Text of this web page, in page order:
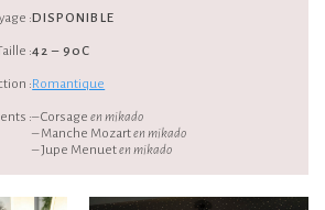
:
:
:
:
DISPONIBLE
42 – 90C
Romantique
– Corsageen mikado
– Manche Mozarten mikado
– Jupe Menueten mikado